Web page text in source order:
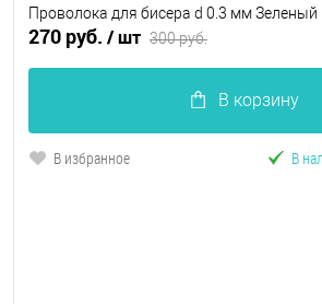
Проволока для бисера d 0.3 мм Зеленый
270 руб. / шт 300 руб.
В корзину
В избранное В